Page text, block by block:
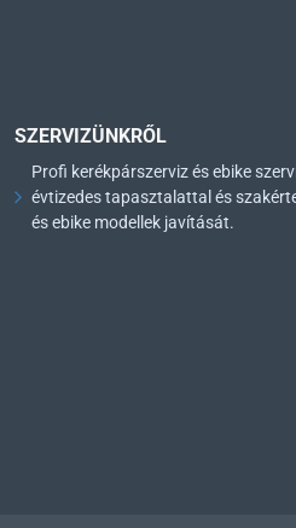
SZERVIZÜNKRŐL
Profi kerékpárszerviz és ebike
évtizedes tapasztalattal és
és ebike modellek javítását.